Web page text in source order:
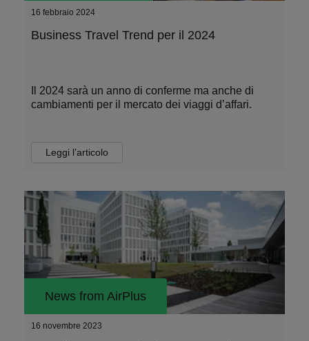
16 febbraio 2024
Business Travel Trend per il 2024
Il 2024 sarà un anno di conferme ma anche di
cambiamenti per il mercato dei viaggi d’affari.
Leggi l’articolo
News from AirPlus
16 novembre 2023